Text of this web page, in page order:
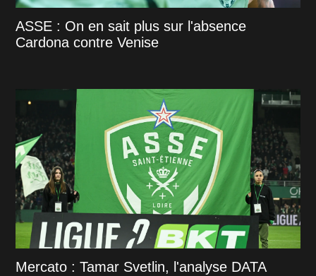
ASSE : On en sait plus sur l'absence
Cardona contre Venise
Mercato : Tamar Svetlin, l'analyse DATA